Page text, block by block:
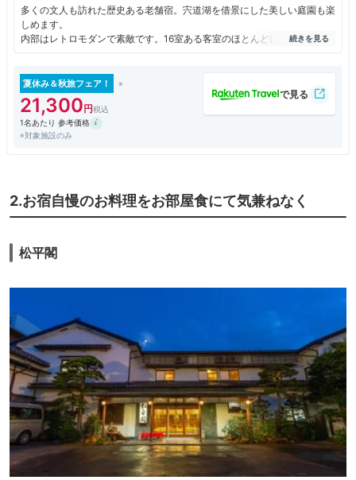
多くの文人も訪れた歴史ある老舗宿。宍道湖を借景にした美しい庭園も楽
しめます。
内部はレトロモダンで素敵です。16室ある客室のほとんどに温泉風呂も
ついてあるので、温泉にもゆっくり浸かることができます。
ので車でいっても大丈夫です。
夏休み＆秋旅フェア！
21,300
1名あたり 参考価格
※対象施設のみ
2.お宿自慢のお料理をお部屋食にて気兼ねなく
松平閣